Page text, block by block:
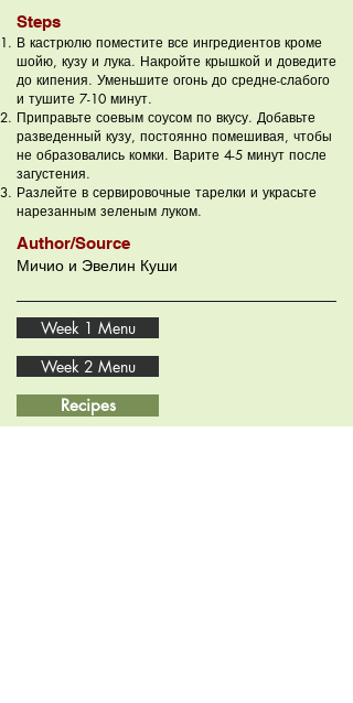
Steps
В кастрюлю поместите все ингредиентов кроме
шойю, кузу и лука. Накройте крышкой и доведите
до кипения. Уменьшите огонь до средне-слабого
и тушите 7-10 минут.
Приправьте соевым соусом по вкусу. Добавьте
разведенный кузу, постоянно помешивая, чтобы
не образовались комки. Варите 4-5 минут после
загустения.
Разлейте в сервировочные тарелки и украсьте
нарезанным зеленым луком.
Author/Source
Мичио и Эвелин Куши
Week 1 Menu
Week 2 Menu
Recipes